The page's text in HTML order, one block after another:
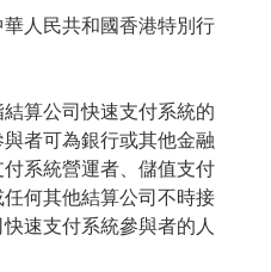
華人民共和國香港特別行
結算公司快速支付系統的
者可為銀行或其他金融
系統營運者、儲值支付
何其他結算公司不時接
速支付系統參與者的人